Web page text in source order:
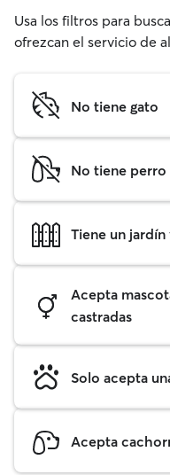
Usa los filtros para
ofrezcan el servicio de
No tiene gato
No tiene perro
Tiene un jardín
Acepta
castradas
Solo acepta
Acepta